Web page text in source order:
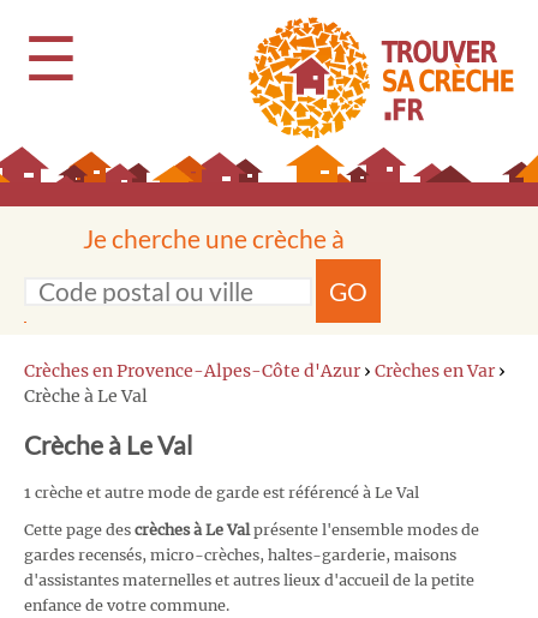
☰
Je cherche une crèche à
GO
Crèches en Provence-Alpes-Côte d'Azur › Crèches en Var ›
Crèche à Le Val
Crèche à Le Val
1 crèche et autre mode de garde est référencé à Le Val
Cette page des crèches à Le Val présente l'ensemble modes de
gardes recensés, micro-crèches, haltes-garderie, maisons
d'assistantes maternelles et autres lieux d'accueil de la petite
enfance de votre commune.